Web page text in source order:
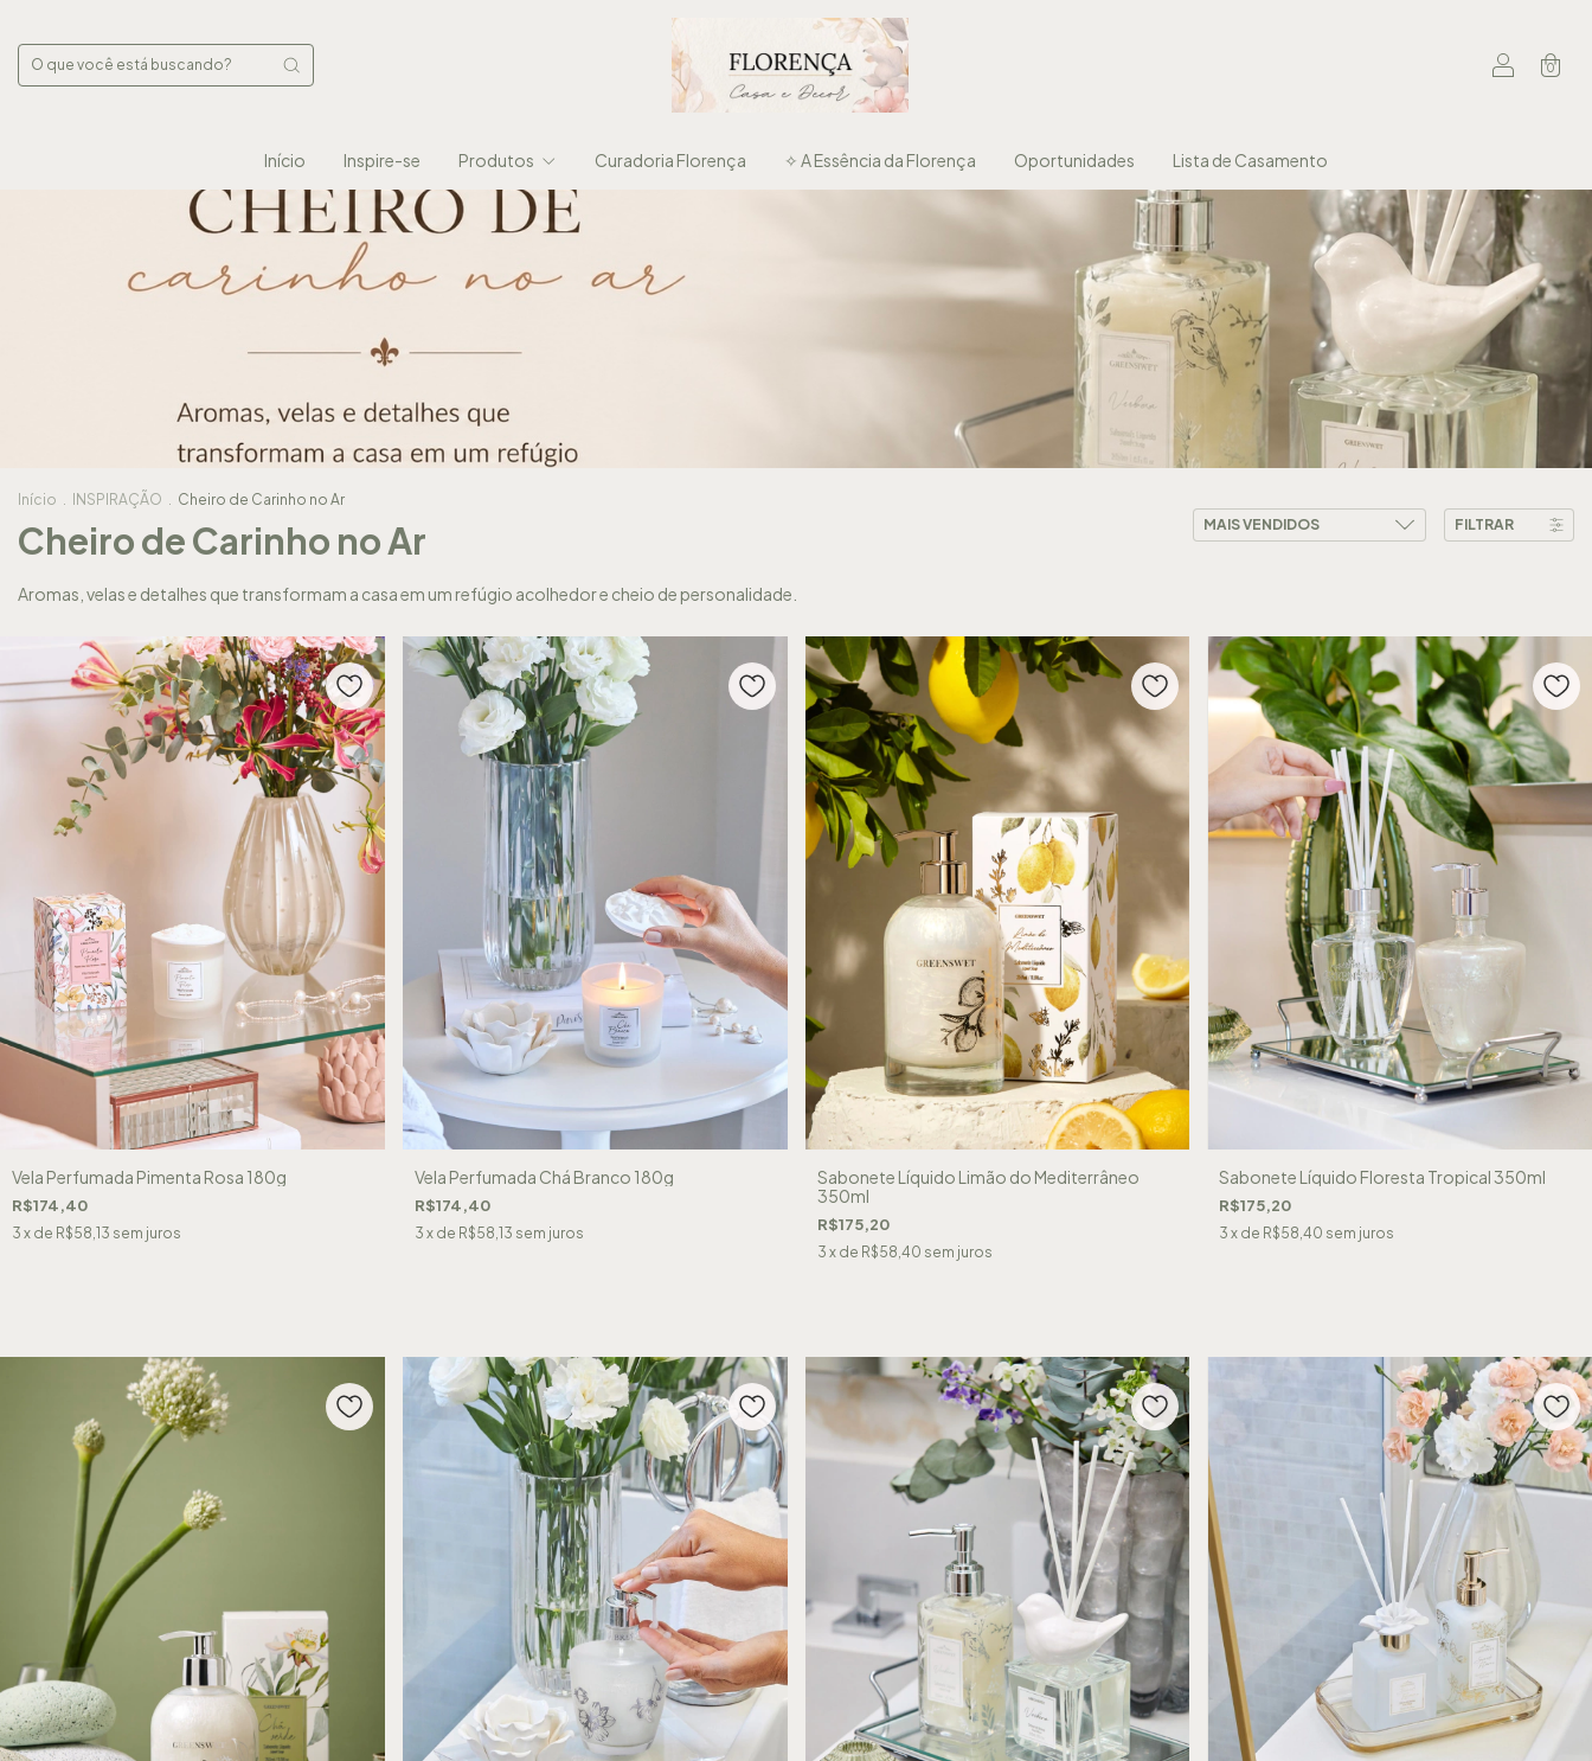
0
Início Inspire-se Produtos Curadoria Florença ✧ A Essência da Florença Oportunidades Lista de Casamento
Início . INSPIRAÇÃO . Cheiro de Carinho no Ar
Cheiro de Carinho no Ar FILTRAR
Aromas, velas e detalhes que transformam a casa em um refúgio acolhedor e cheio de personalidade.
Vela Perfumada Pimenta Rosa 180g
R$174,40
3 x de R$58,13 sem juros
Vela Perfumada Chá Branco 180g
R$174,40
3 x de R$58,13 sem juros
Sabonete Líquido Limão do Mediterrâneo
350ml
R$175,20
3 x de R$58,40 sem juros
Sabonete Líquido Floresta Tropical 350ml
R$175,20
3 x de R$58,40 sem juros